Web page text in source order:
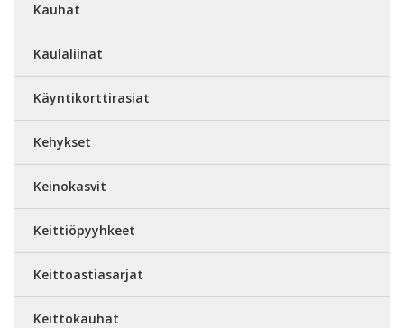
Kauhat
Kaulaliinat
Käyntikorttirasiat
Kehykset
Keinokasvit
Keittiöpyyhkeet
Keittoastiasarjat
Keittokauhat